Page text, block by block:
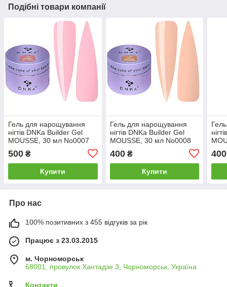
Подібні товари компанії
Гель для нарощування
нігтів DNKa Builder Gel
MOUSSE, 30 мл No0007
500 ₴
Купити
Гель для нарощування
нігтів DNKa Builder Gel
MOUSSE, 30 мл No0008
400₴
Купити
400
Про нас
100% позитивних з 455 відгуків за рік
Працює з 23.03.2015
м. Чорноморськ
68001, провулок Хантадзе 3, Чорноморськ, Україна
Контакти